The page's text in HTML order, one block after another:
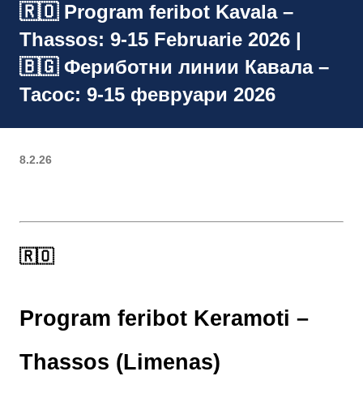
🇷🇴 Program feribot Kavala –
Thassos: 9-15 Februarie 2026 |
🇧🇬 Фериботни линии Кавала –
Тасос: 9-15 февруари 2026
8.2.26
🇷🇴
Program feribot Keramoti –
Thassos (Limenas)